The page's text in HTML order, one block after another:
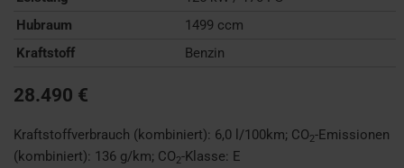
Hubraum
1499 ccm
Kraftstoff
Benzin
28.490 €
Kraftstoffverbrauch (kombiniert): 6,0 l/100km; CO2-Emissionen
(kombiniert): 136 g/km; CO2-Klasse: E